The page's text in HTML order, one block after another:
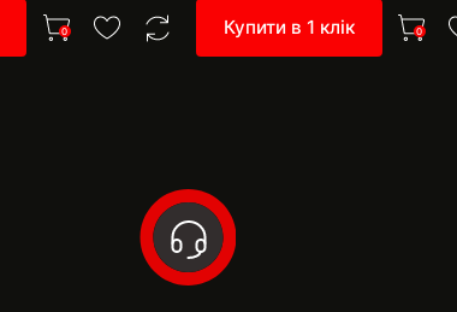
0 Купити в 1 клік 0